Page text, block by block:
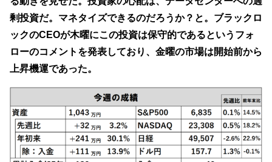
剰投資だ。マネタイズできるのだろうか？と。ブラックロ
ックのCEOが木曜にこの投資は保守的であるというフォ
ローのコメントを発表しており、金曜の市場は開始前から
上昇機運であった。